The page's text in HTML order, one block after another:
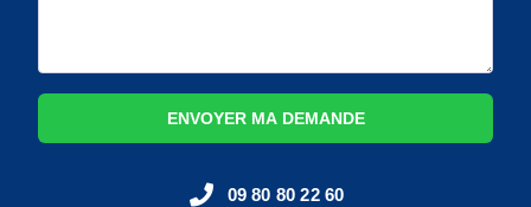
ENVOYER MA DEMANDE
09 80 80 22 60